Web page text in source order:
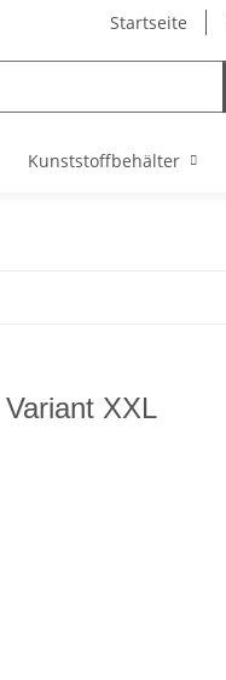
Startseite
Kunststoffbehälter
XXL